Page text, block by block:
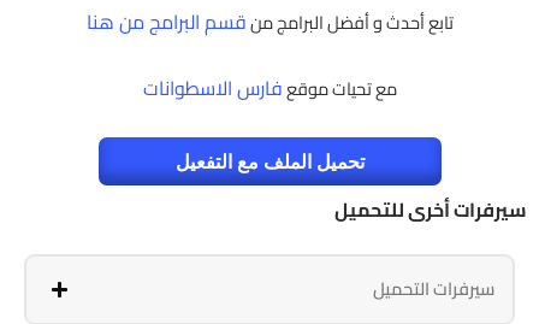
تابع أحدث و أفضل البرامج منقسم البرامج من هنا
مع تحيات موقعفارس الاسطوانات
تحميل الملف مع التفعيل
سيرفرات أخرى للتحميل
سيرفرات التحميل